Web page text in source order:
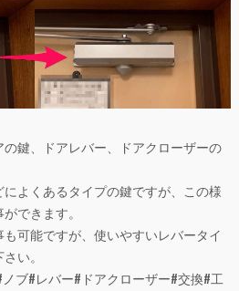
鍵、ドアレバー、ドアクローザーの
よくあるタイプの鍵ですが、この様
できます。
可能ですが、使いやすいレバータイ
い。
ブ#レバー#ドアクローザー#交換#工